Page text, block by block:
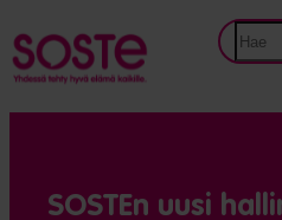
Etsi
SOSTEn uusi